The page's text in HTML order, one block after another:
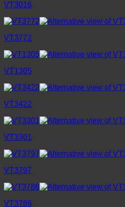
VT3016
VT3772
VT1305
VT3422
VT3301
VT3797
VT3786